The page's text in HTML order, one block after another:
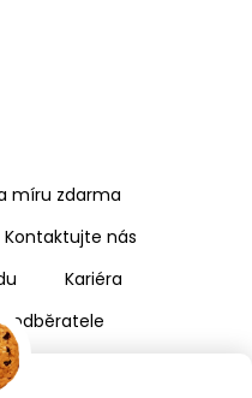
míru zdarma
Kontaktujte nás
Kariéra